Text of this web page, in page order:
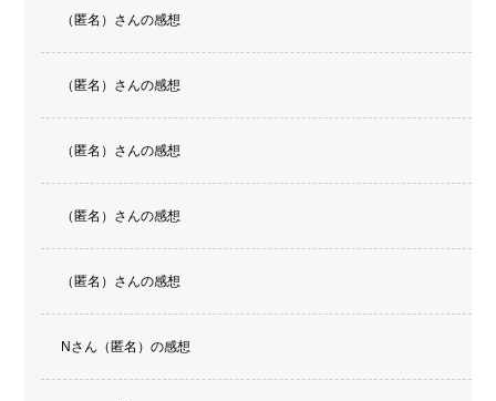
（匿名）さんの感想
（匿名）さんの感想
（匿名）さんの感想
（匿名）さんの感想
（匿名）さんの感想
Nさん（匿名）の感想